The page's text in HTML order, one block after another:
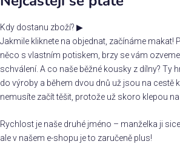
Kdy dostanu zboží? ▶
Jakmile kliknete na objednat, začínáme makat!
něco s vlastním potiskem, brzy se vám
schválení. A co naše běžné kousky z dílny? Ty
do výroby a během dvou dnů už jsou na cestě
nemusíte začít těšit, protože už skoro klepou na
Rychlost je naše druhé jméno – manželka ji
ale v našem e-shopu je to zaručeně plus!